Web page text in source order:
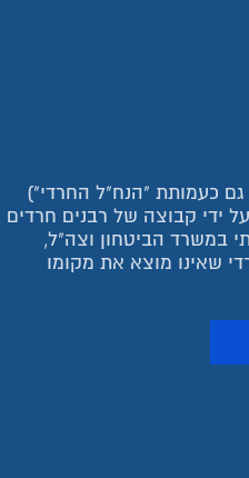
כעמותת "הנח"ל החרדי")
בשנת התשנ"ט (1999) על ידי קבוצה של רבנים חרדים
במשרד הביטחון וצה"ל,
שאינו מוצא את מקומו